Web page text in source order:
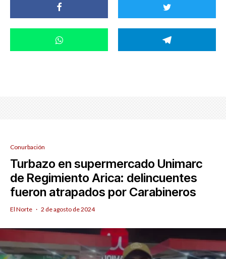
Conurbación
Turbazo en supermercado Unimarc
de Regimiento Arica: delincuentes
fueron atrapados por Carabineros
El Norte · 2 de agosto de 2024